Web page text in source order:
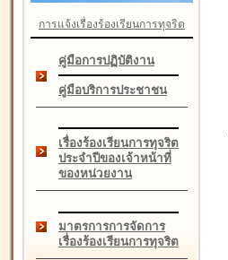
การแจ้งเรื่องร้องเรียนการทุจริต
คู่มือการปฏิบัติงาน
คู่มือบริการประชาชน
เรื่องร้องเรียนการทุจริต
ประจำปีของเจ้าหน้าที่
ของหน่วยงาน
มาตรการการจัดการ
เรื่องร้องเรียนการทุจริต